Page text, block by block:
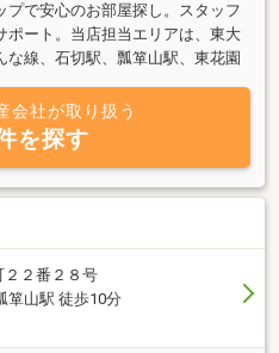
プで安心のお部屋探し。スタッフ
ポート。当店担当エリアは、東大
線、石切駅、瓢箪山駅、東花園
会社が取り扱う
を探す
２２番２８号
箪山駅 徒歩10分